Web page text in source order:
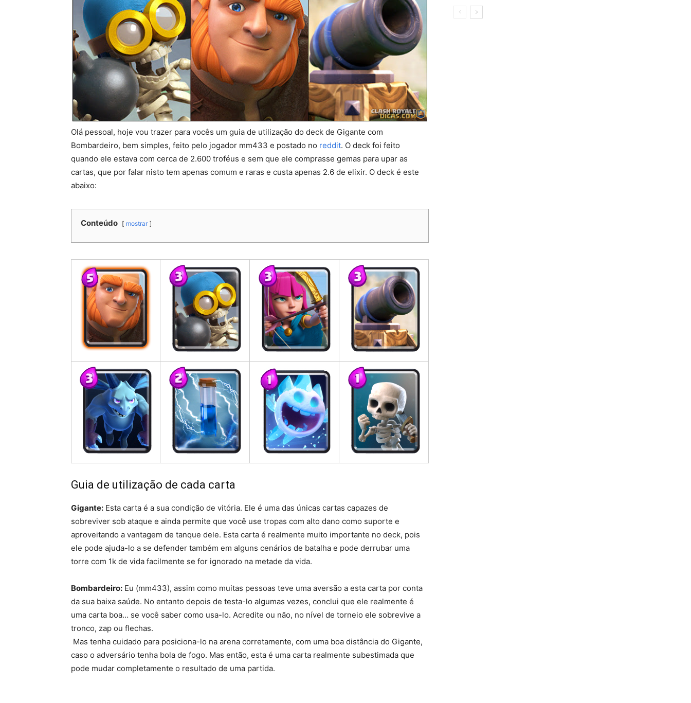
Olá pessoal, hoje vou trazer para vocês um guia de utilização do deck de Gigante com
Bombardeiro, bem simples, feito pelo jogador mm433 e postado no reddit. O deck foi feito
quando ele estava com cerca de 2.600 troféus e sem que ele comprasse gemas para upar as
cartas, que por falar nisto tem apenas comum e raras e custa apenas 2.6 de elixir. O deck é este
abaixo:
Conteúdo mostrar
Guia de utilização de cada carta
Gigante: Esta carta é a sua condição de vitória. Ele é uma das únicas cartas capazes de
sobreviver sob ataque e ainda permite que você use tropas com alto dano como suporte e
aproveitando a vantagem de tanque dele. Esta carta é realmente muito importante no deck, pois
ele pode ajuda-lo a se defender também em alguns cenários de batalha e pode derrubar uma
torre com 1k de vida facilmente se for ignorado na metade da vida.
Bombardeiro: Eu (mm433), assim como muitas pessoas teve uma aversão a esta carta por conta
da sua baixa saúde. No entanto depois de testa-lo algumas vezes, conclui que ele realmente é
uma carta boa… se você saber como usa-lo. Acredite ou não, no nível de torneio ele sobrevive a
tronco, zap ou flechas.
Mas tenha cuidado para posiciona-lo na arena corretamente, com uma boa distância do Gigante,
caso o adversário tenha bola de fogo. Mas então, esta é uma carta realmente subestimada que
pode mudar completamente o resultado de uma partida.